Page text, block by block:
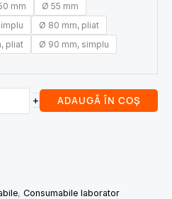
mm
Ø 55 mm
Ø 80 mm, pliat
pliat
Ø 90 mm, simplu
+ ADAUGĂ ÎN COȘ
, Consumabile laborator